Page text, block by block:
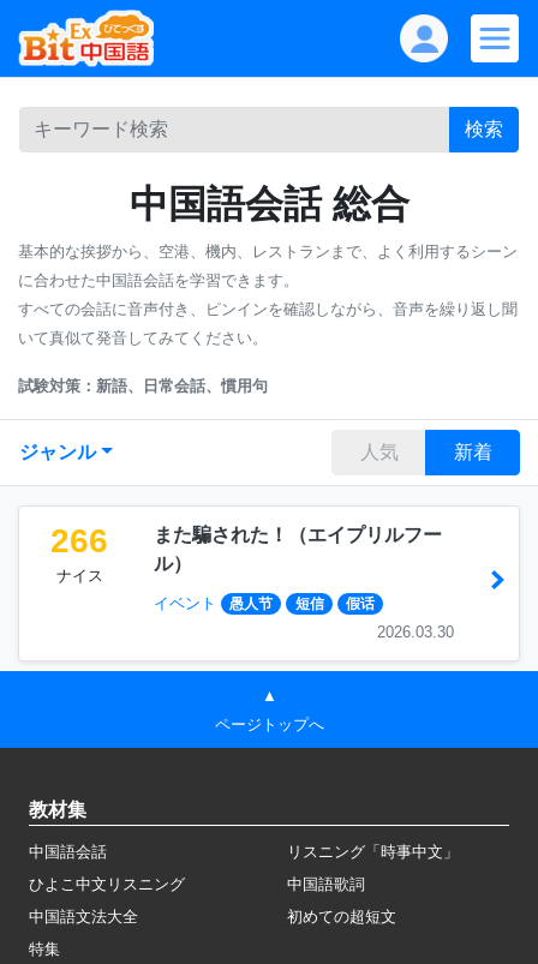
検索
中国語会話 総合
基本的な挨拶から、空港、機内、レストランまで、よく利用するシーン
に合わせた中国語会話を学習できます。
すべての会話に音声付き、ピンインを確認しながら、音声を繰り返し聞
いて真似て発音してみてください。
試験対策：新語、日常会話、慣用句
ジャンル 人気 新着
266
ナイス
また騙された！（エイプリルフー
ル）
イベント 愚人节 短信 假话
2026.03.30
▲
ページトップへ
教材集
中国語会話
リスニング「時事中文」
ひよこ中文リスニング
中国語歌詞
中国語文法大全
初めての超短文
特集